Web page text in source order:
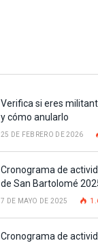
Verifica si eres
y cómo anularlo
25 DE FEBRERO DE 2026
Cronograma de
de San Bartolomé
7 DE MAYO DE 2025
Cronograma de